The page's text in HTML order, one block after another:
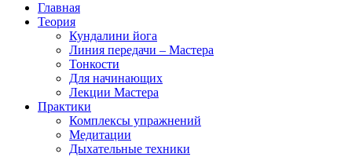
Главная
Теория
Кундалини йога
Линия передачи – Мастера
Тонкости
Для начинающих
Лекции Мастера
Практики
Комплексы упражнений
Медитации
Дыхательные техники